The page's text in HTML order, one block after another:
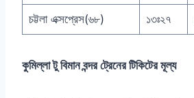
চট্টলা এক্সপ্রেস(৬৮) ১৩ঃ২৭
কুমিল্লা টু বিমান বন্দর ট্রেনের টিকিটের মূল্য